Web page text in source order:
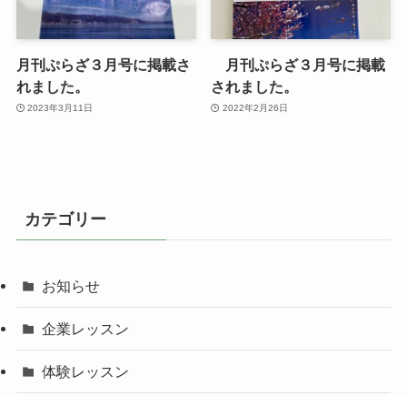
月刊ぷらざ３月号に掲載さ
れました。
2023年3月11日
月刊ぷらざ３月号に掲載
されました。
2022年2月26日
カテゴリー
お知らせ
企業レッスン
体験レッスン